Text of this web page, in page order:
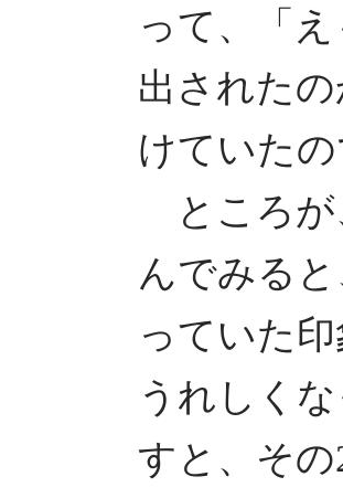
って、「
出された
けていた
ところが
んでみる
っていた
うれしく
すと、そ